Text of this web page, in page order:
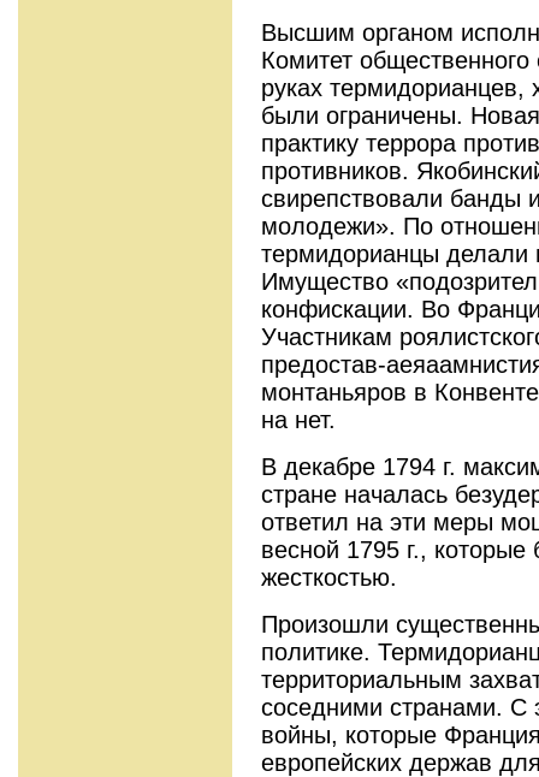
Высшим органом
Комитет
руках термидорианцев,
были ограничены.
практику террора
противников.
свирепствовали банды
молодежи». По
термидориан­цы делали
Имущество
конфискации. Во
Участникам
предостав-
монтаньяров в
на нет.
В декабре 1794 г.
стране началась
ответил на эти меры
весной 1795 г.,
жесткостью.
Произошли
политике.
территориальным
соседними странами. С
войны, которые
европейских держав